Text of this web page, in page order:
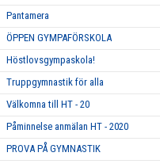
Pantamera
ÖPPEN GYMPAFÖRSKOLA
Höstlovsgympaskola!
Truppgymnastik för alla
Välkomna till HT - 20
Påminnelse anmälan HT - 2020
PROVA PÅ GYMNASTIK